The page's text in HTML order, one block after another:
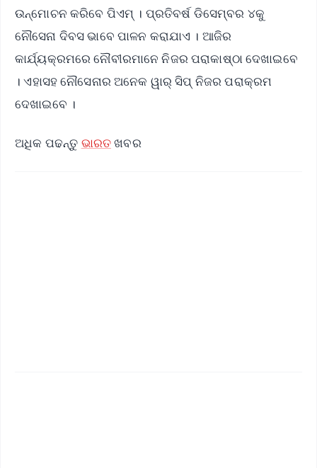
ଉନ୍ମୋଚନ କରିବେ ପିଏମ୍ । ପ୍ରତିବର୍ଷ ଡିସେମ୍ବର ୪କୁ
ନୌସେନା ଦିବସ ଭାବେ ପାଳନ କରାଯାଏ । ଆଜିର
କାର୍ଯ୍ୟକ୍ରମରେ ନୌବୀରମାନେ ନିଜର ପରାକାଷ୍ଠା ଦେଖାଇବେ
। ଏହାସହ ନୌସେନାର ଅନେକ ୱାର୍ ସିପ୍ ନିଜର ପରାକ୍ରମ
ଦେଖାଇବେ ।
ଅଧିକ ପଢନ୍ତୁ ଭାରତଖବର